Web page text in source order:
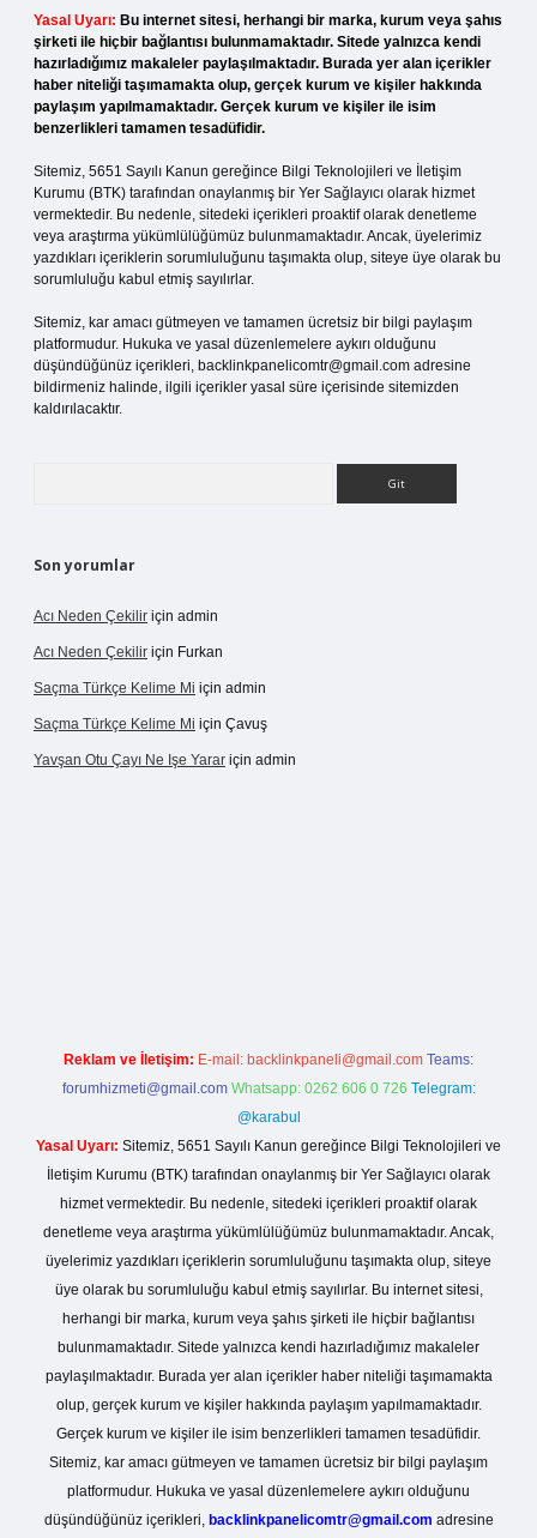
Yasal Uyarı: Bu internet sitesi, herhangi bir marka, kurum veya şahıs
şirketi ile hiçbir bağlantısı bulunmamaktadır. Sitede yalnızca kendi
hazırladığımız makaleler paylaşılmaktadır. Burada yer alan içerikler
haber niteliği taşımamakta olup, gerçek kurum ve kişiler hakkında
paylaşım yapılmamaktadır. Gerçek kurum ve kişiler ile isim
benzerlikleri tamamen tesadüfidir.
Sitemiz, 5651 Sayılı Kanun gereğince Bilgi Teknolojileri ve İletişim
Kurumu (BTK) tarafından onaylanmış bir Yer Sağlayıcı olarak hizmet
vermektedir. Bu nedenle, sitedeki içerikleri proaktif olarak denetleme
veya araştırma yükümlülüğümüz bulunmamaktadır. Ancak, üyelerimiz
yazdıkları içeriklerin sorumluluğunu taşımakta olup, siteye üye olarak bu
sorumluluğu kabul etmiş sayılırlar.
Sitemiz, kar amacı gütmeyen ve tamamen ücretsiz bir bilgi paylaşım
platformudur. Hukuka ve yasal düzenlemelere aykırı olduğunu
düşündüğünüz içerikleri, backlinkpanelicomtr@gmail.com adresine
bildirmeniz halinde, ilgili içerikler yasal süre içerisinde sitemizden
kaldırılacaktır.
Son yorumlar
Acı Neden Çekilir için admin
Acı Neden Çekilir için Furkan
Saçma Türkçe Kelime Mi için admin
Saçma Türkçe Kelime Mi için Çavuş
Yavşan Otu Çayı Ne Işe Yarar için admin
Reklam ve İletişim: E-mail: backlinkpaneli@gmail.com Teams:
forumhizmeti@gmail.com Whatsapp: 0262 606 0 726 Telegram:
@karabul
Yasal Uyarı: Sitemiz, 5651 Sayılı Kanun gereğince Bilgi Teknolojileri ve
İletişim Kurumu (BTK) tarafından onaylanmış bir Yer Sağlayıcı olarak
hizmet vermektedir. Bu nedenle, sitedeki içerikleri proaktif olarak
denetleme veya araştırma yükümlülüğümüz bulunmamaktadır. Ancak,
üyelerimiz yazdıkları içeriklerin sorumluluğunu taşımakta olup, siteye
üye olarak bu sorumluluğu kabul etmiş sayılırlar. Bu internet sitesi,
herhangi bir marka, kurum veya şahıs şirketi ile hiçbir bağlantısı
bulunmamaktadır. Sitede yalnızca kendi hazırladığımız makaleler
paylaşılmaktadır. Burada yer alan içerikler haber niteliği taşımamakta
olup, gerçek kurum ve kişiler hakkında paylaşım yapılmamaktadır.
Gerçek kurum ve kişiler ile isim benzerlikleri tamamen tesadüfidir.
Sitemiz, kar amacı gütmeyen ve tamamen ücretsiz bir bilgi paylaşım
platformudur. Hukuka ve yasal düzenlemelere aykırı olduğunu
düşündüğünüz içerikleri, backlinkpanelicomtr@gmail.com adresine